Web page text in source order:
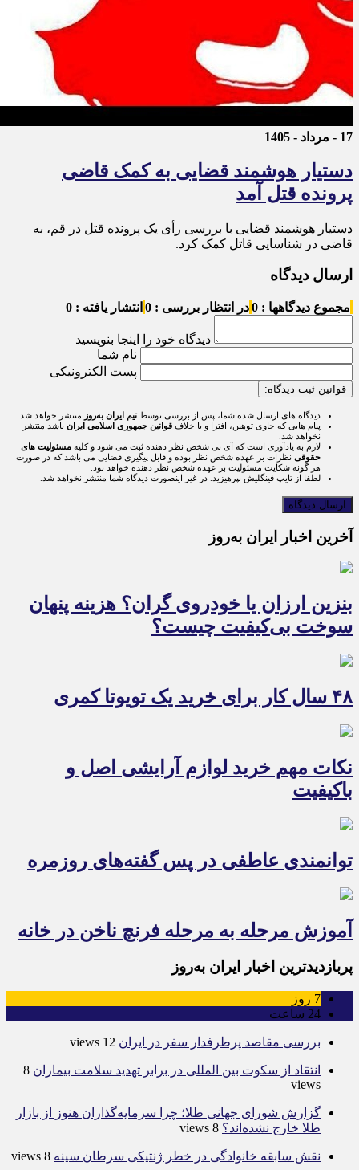
17 - مرداد - 1405
دستیار هوشمند قضایی به کمک قاضی
پرونده قتل آمد
دستیار هوشمند قضایی با بررسی رأی یک پرونده قتل در قم، به
قاضی در شناسایی قاتل کمک کرد.
ارسال دیدگاه
مجموع دیدگاهها : 0 در انتظار بررسی : 0 انتشار یافته : 0
دیدگاه خود را اینجا بنویسید
نام شما
پست الکترونیکی
قوانین ثبت دیدگاه:
دیدگاه های ارسال شده شما، پس از بررسی توسطتیم ایران به‌روز منتشر خواهد شد.
پیام هایی که حاوی توهین، افترا و یا خلاف قوانین جمهوری اسلامی ایران باشد منتشر
نخواهد شد.
لازم به یادآوری است که آی پی شخص نظر دهنده ثبت می شود و کلیه مسئولیت های
حقوقی نظرات بر عهده شخص نظر بوده و قابل پیگیری قضایی می باشد که در صورت
هر گونه شکایت مسئولیت بر عهده شخص نظر دهنده خواهد بود.
لطفا از تایپ فینگلیش بپرهیزید. در غیر اینصورت دیدگاه شما منتشر نخواهد شد.
آخرین اخبار ایران به‌روز
بنزین ارزان یا خودروی گران؟ هزینه پنهان
سوخت بی‌کیفیت چیست؟
۴۸ سال کار برای خرید یک تویوتا کمری
نکات مهم خرید لوازم آرایشی اصل و
باکیفیت
توانمندی عاطفی در پس گفته‌های روزمره
آموزش مرحله به مرحله فرنچ ناخن در خانه
پربازدیدترین اخبار ایران به‌روز
7 روز
24 ساعت
بررسی مقاصد پرطرفدار سفر در ایران 12 views
انتقاد از سکوت بین المللی در برابر تهدید سلامت بیماران 8
views
گزارش شورای جهانی طلا؛ چرا سرمایه‌گذاران هنوز از بازار
طلا خارج نشده‌اند؟ 8 views
نقش سابقه خانوادگی در خطر ژنتیکی سرطان سینه 8 views